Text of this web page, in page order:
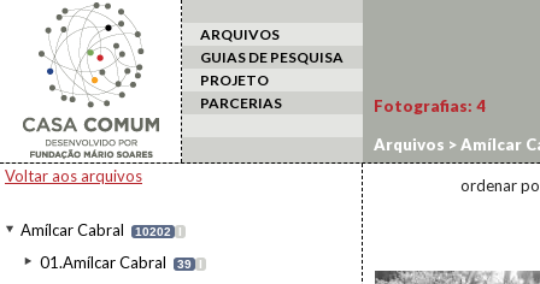
ARQUIVOS
GUIAS DE PESQUISA
PROJETO
PARCERIAS
Voltar aos arquivos
Amílcar Cabral 10202 I
01.Amílcar Cabral 39 I
Fotografias: 4
Arquivos >Amílcar
ordenar